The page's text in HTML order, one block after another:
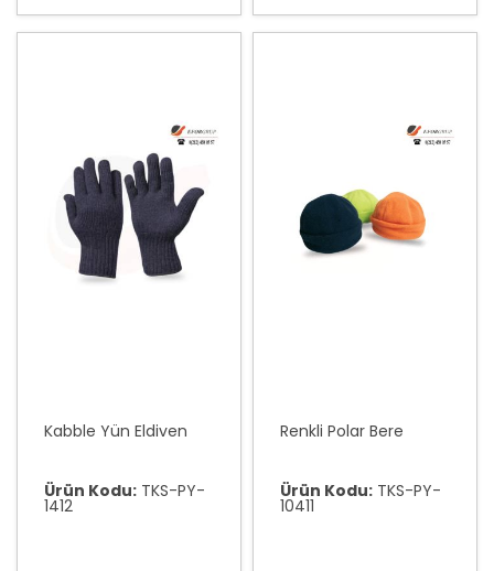
Kabble Yün Eldiven
Ürün Kodu: TKS-PY-
1412
Renkli Polar Bere
Ürün Kodu: TKS-PY-
10411